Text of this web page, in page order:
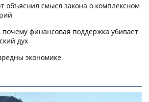
объяснил смысл закона о комплексном
почему финансовая поддержка убивает
дух
экономике